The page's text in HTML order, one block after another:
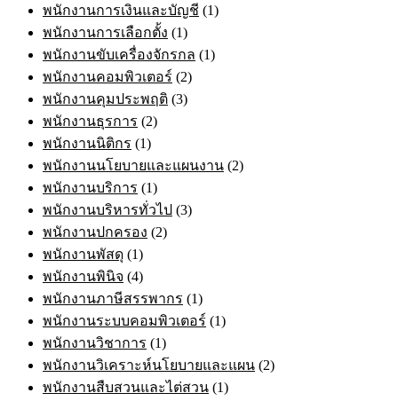
พนักงานการเงินและบัญชี (1)
พนักงานการเลือกตั้ง (1)
พนักงานขับเครื่องจักรกล (1)
พนักงานคอมพิวเตอร์ (2)
พนักงานคุมประพฤติ (3)
พนักงานธุรการ (2)
พนักงานนิติกร (1)
พนักงานนโยบายและแผนงาน (2)
พนักงานบริการ (1)
พนักงานบริหารทั่วไป (3)
พนักงานปกครอง (2)
พนักงานพัสดุ (1)
พนักงานพินิจ (4)
พนักงานภาษีสรรพากร (1)
พนักงานระบบคอมพิวเตอร์ (1)
พนักงานวิชาการ (1)
พนักงานวิเคราะห์นโยบายและแผน (2)
พนักงานสืบสวนและไต่สวน (1)